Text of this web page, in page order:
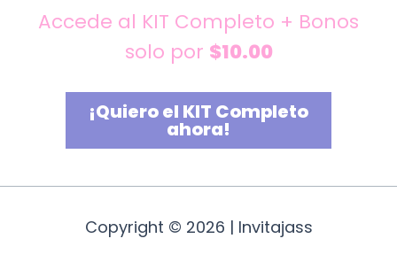
Accede al KIT Completo + Bonos
solo por $10.00
¡Quiero el KIT Completo
ahora!
Copyright © 2026 | Invitajass